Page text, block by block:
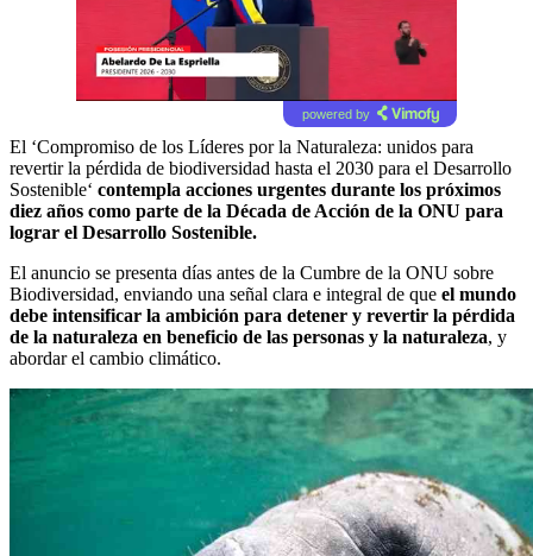
powered by
El ‘Compromiso de los Líderes por la Naturaleza: unidos para
revertir la pérdida de biodiversidad hasta el 2030 para el Desarrollo
Sostenible‘ contempla acciones urgentes durante los próximos
diez años como parte de la Década de Acción de la ONU para
lograr el Desarrollo Sostenible.
El anuncio se presenta días antes de la Cumbre de la ONU sobre
Biodiversidad, enviando una señal clara e integral de que el mundo
debe intensificar la ambición para detener y revertir la pérdida
de la naturaleza en beneficio de las personas y la naturaleza, y
abordar el cambio climático.